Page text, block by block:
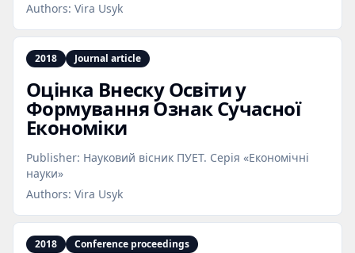
Authors: Vira Usyk
2018 Journal article
Оцінка Внеску Освіти у
Формування Ознак Сучасної
Економіки
Publisher: Науковий вісник ПУЕТ. Серія «Економічні
науки»
Authors: Vira Usyk
2018 Conference proceedings